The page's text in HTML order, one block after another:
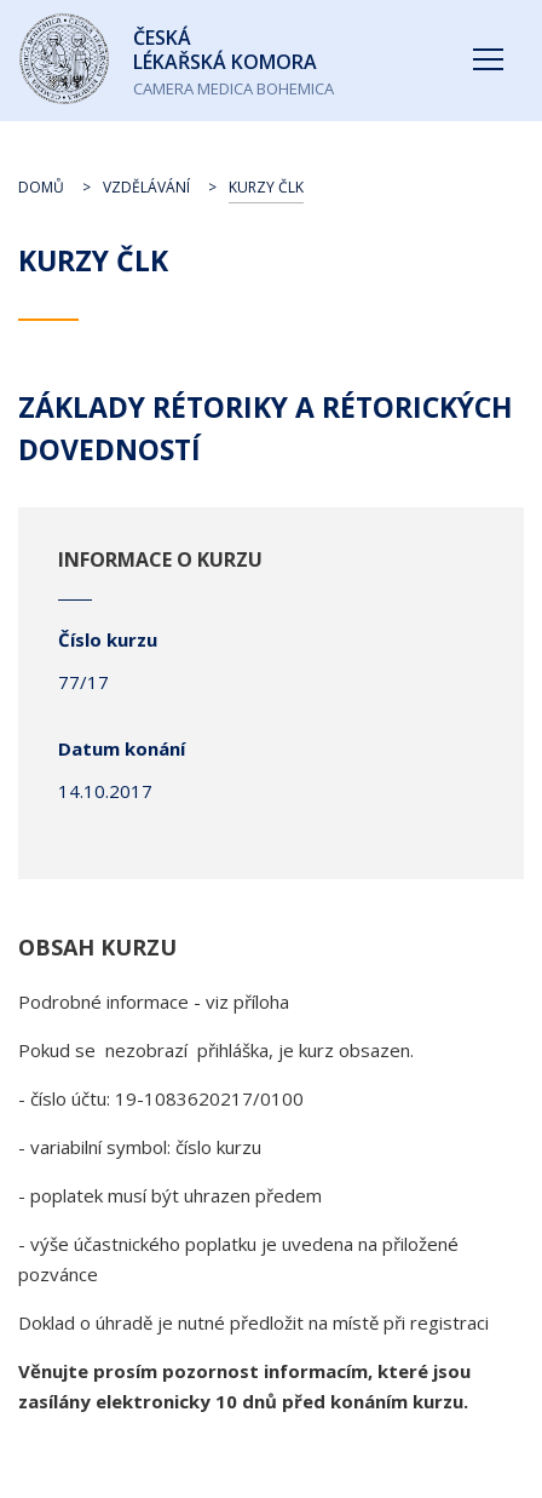
Česká
lékařská
komora
ČESKÁ
LÉKAŘSKÁ KOMORA
CAMERA MEDICA BOHEMICA
KURZY ČLK
DOMŮ VZDĚLÁVÁNÍ KURZY ČLK
ZÁKLADY RÉTORIKY A RÉTORICKÝCH
DOVEDNOSTÍ
INFORMACE O KURZU
Číslo kurzu
77/17
Datum konání
14.10.2017
OBSAH KURZU
Podrobné informace - viz příloha
Pokud se nezobrazí přihláška, je kurz obsazen.
- číslo účtu: 19-1083620217/0100
- variabilní symbol: číslo kurzu
- poplatek musí být uhrazen předem
- výše účastnického poplatku je uvedena na přiložené
pozvánce
Doklad o úhradě je nutné předložit na místě při registraci
Věnujte prosím pozornost informacím, které jsou
zasílány elektronicky 10 dnů před konáním kurzu.